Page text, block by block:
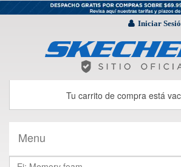
Iniciar
Tu carrito de compra está
Menu